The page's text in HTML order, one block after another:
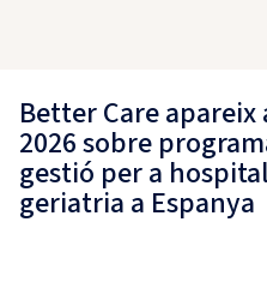
Better Care
2026 sobre
gestió per a
geriatria a Espanya